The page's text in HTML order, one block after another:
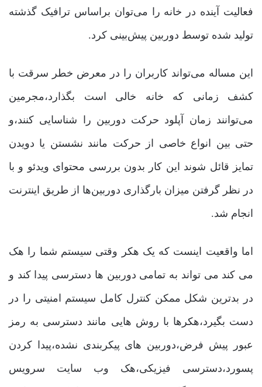
فعالیت آینده در خانه را می‌توان براساس ترافیک گذشته
تولید شده توسط دوربین پیش‌بینی کرد.
این مساله می‌تواند کاربران را در معرض خطر سرقت با
کشف زمانی که خانه خالی است بگذارد،مجرمین
می‌توانند زمان آپلود حرکت دوربین را شناسایی کنند،و
حتی بین انواع خاصی از حرکت مانند نشستن یا دویدن
تمایز قائل شوند این کار بدون بررسی محتوای ویدئو و با
در نظر گرفتن میزان بارگذاری دوربین‌ها از طریق اینترنت
انجام شد.
اما واقعیت اینست که یک هکر وقتی سیستم شما را هک
می کند می تواند به تمامی دوربین ها دسترسی پیدا کند و
در بدترین شکل ممکن کنترل کامل سیستم امنیتی را در
دست بگیرد،هکرها با روش هایی مانند دسترسی به رمز
عبور پیش فرض،دوربین های پیکربندی نشده،پیدا کردن
پسورد،دسترسی فیزیکی،هک وب سایت سرویس